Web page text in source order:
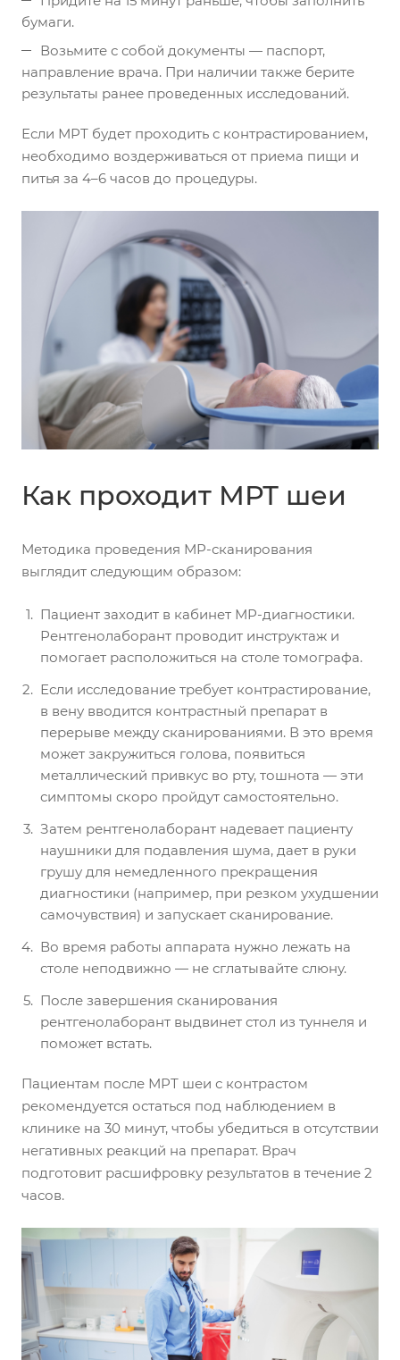
бумаги.
Возьмите с собой документы — паспорт,
направление врача. При наличии также берите
результаты ранее проведенных исследований.
Если МРТ будет проходить с контрастированием,
необходимо воздерживаться от приема пищи и
питья за 4–6 часов до процедуры.
Как проходит МРТ шеи
Методика проведения МР-сканирования
выглядит следующим образом:
Пациент заходит в кабинет МР-диагностики.
Рентгенолаборант проводит инструктаж и
помогает расположиться на столе томографа.
Если исследование требует контрастирование,
в вену вводится контрастный препарат в
перерыве между сканированиями. В это время
может закружиться голова, появиться
металлический привкус во рту, тошнота — эти
симптомы скоро пройдут самостоятельно.
Затем рентгенолаборант надевает пациенту
наушники для подавления шума, дает в руки
грушу для немедленного прекращения
диагностики (например, при резком ухудшении
самочувствия) и запускает сканирование.
Во время работы аппарата нужно лежать на
столе неподвижно — не сглатывайте слюну.
После завершения сканирования
рентгенолаборант выдвинет стол из туннеля и
поможет встать.
Пациентам после МРТ шеи с контрастом
рекомендуется остаться под наблюдением в
клинике на 30 минут, чтобы убедиться в отсутствии
негативных реакций на препарат. Врач
подготовит расшифровку результатов в течение 2
часов.